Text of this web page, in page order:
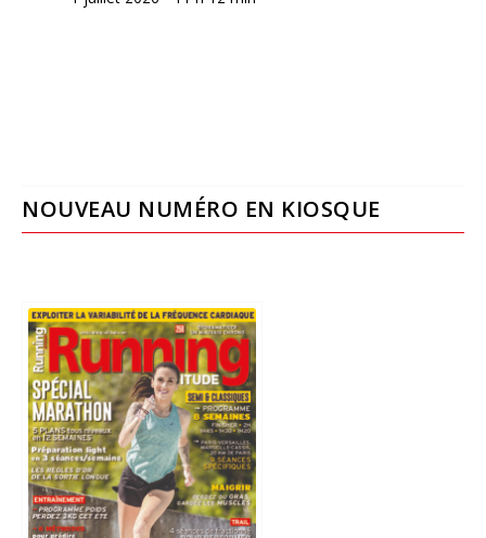
NOUVEAU NUMÉRO EN KIOSQUE